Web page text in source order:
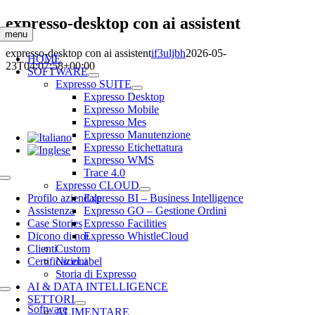
Salta
al
contenuto
menu
HOME
SOFTWARE
Expresso SUITE
Expresso Desktop
Expresso Mobile
Expresso Mes
Expresso Manutenzione
Expresso Etichettatura
Expresso WMS
Trace 4.0
Expresso CLOUD
Expresso BI – Business Intelligence
Expresso GO – Gestione Ordini
Expresso Facilities
Expresso WhistleCloud
Custom
NiceLabel
Storia di Expresso
AI & DATA INTELLIGENCE
SETTORI
ALIMENTARE
expresso-desktop con ai assistent
expresso-desktop con ai assistentif3uljbh2026-05-
23T04:07:58+00:00
Toggle
NavigationProfilo aziendale
Assistenza
Case Stories
Dicono di noi
Clienti
Certificazioni
Toggle
NavigationSoftware